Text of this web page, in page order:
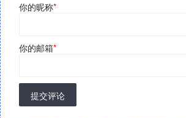
你的昵称*
你的邮箱*
提交评论